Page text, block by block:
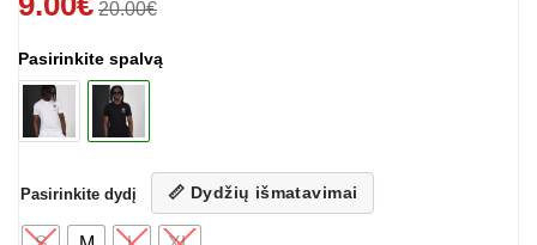
20.00€
Pasirinkite spalvą
Pasirinkite dydį 📏 Dydžių išmatavimai